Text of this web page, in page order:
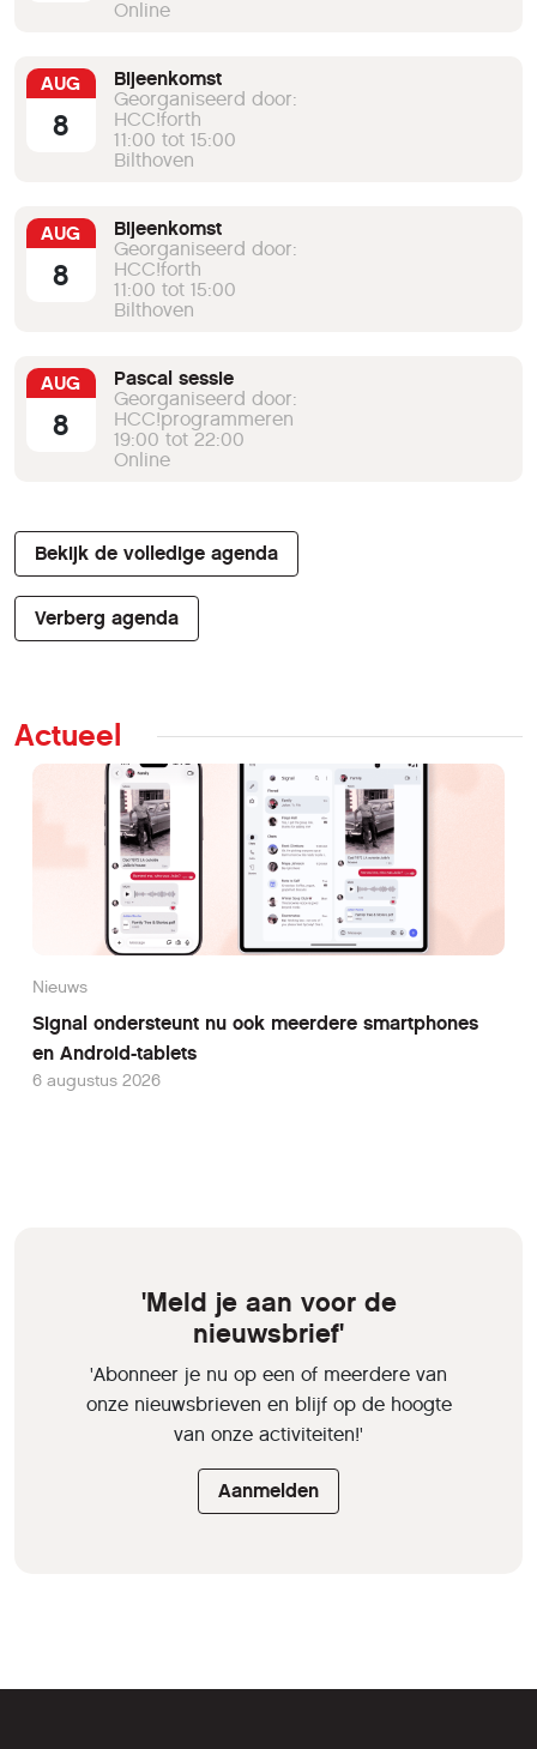
Online
AUG
8
Bijeenkomst
Georganiseerd door:
HCC!forth
11:00 tot 15:00
Bilthoven
AUG
8
Bijeenkomst
Georganiseerd door:
HCC!forth
11:00 tot 15:00
Bilthoven
AUG
8
Pascal sessie
Georganiseerd door:
HCC!programmeren
19:00 tot 22:00
Online
Bekijk de volledige agenda
Verberg agenda
Actueel
Nieuws
Signal ondersteunt nu ook meerdere smartphones
en Android-tablets
6 augustus 2026
'Meld je aan voor de
nieuwsbrief'
'Abonneer je nu op een of meerdere van
onze nieuwsbrieven en blijf op de hoogte
van onze activiteiten!'
Aanmelden